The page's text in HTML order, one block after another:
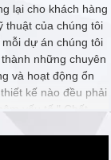
lại cho khách hàng
thuật của chúng tôi
dự án chúng tôi
những chuyên
và hoạt động ổn
kế nào đều phải
yếu tố " Chất